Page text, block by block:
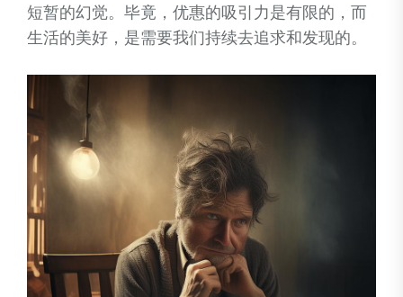
短暂的幻觉。毕竟，优惠的吸引力是有限的，而
生活的美好，是需要我们持续去追求和发现的。